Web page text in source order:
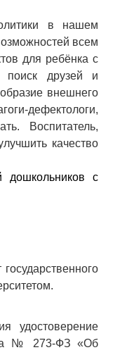
в нашем
всем
для ребёнка с
поиск друзей и
внешнего
дефектологи,
Воспитатель,
качество
дошкольников с
удостоверение
№ 273-ФЗ «Об